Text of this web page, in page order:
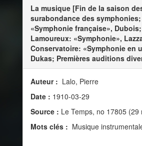
La musique [Fin de la saison
surabondance des
«Symphonie française»,
Lamoureux: «Symphonie»,
Conservatoire: «Symphonie en
Dukas; Premières auditions
Auteur : Lalo, Pierre
Date : 1910-03-29
Source : Le Temps, no 17805 (29
Mots clés : Musique